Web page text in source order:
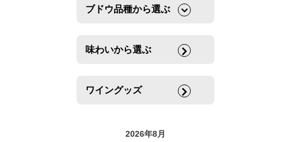
ブドウ品種から選ぶ
味わいから選ぶ
ワイングッズ
2026年8月